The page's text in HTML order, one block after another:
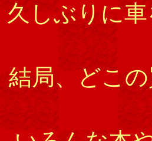
久しぶりに
結局、どこ